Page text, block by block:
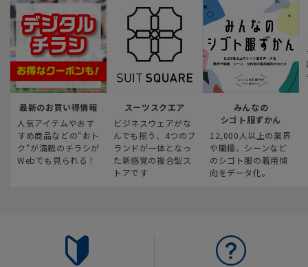
最新のお買い得情報
人気アイテムやおす
すめ商品などの“おト
ク“が満載のチラシが
Webでも見られる！
スーツスクエア
ビジネスウェアがな
んでも揃う、4つのブ
ランドが一体となっ
た新感覚の複合型ス
トアです
みんなの
シゴト服ずかん
12,000人以上の業界
や職種、シーンなど
のシゴト服の着用傾
向をデータ化。